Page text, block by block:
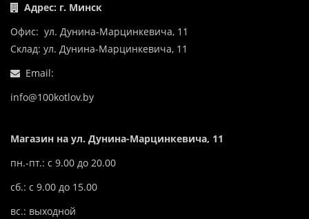
Адрес: г. Минск
Офис: ул. Дунина-Марцинкевича, 11
Склад: ул. Дунина-Марцинкевича, 11
Email:
info@100kotlov.by
Магазин на ул. Дунина-Марцинкевича, 11
пн.-пт.: с 9.00 до 20.00
сб.: с 9.00 до 15.00
вс.: выходной